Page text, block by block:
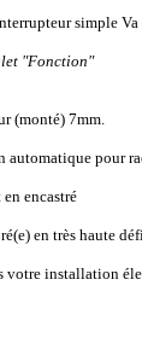
simple
"Fonction"
(monté) 7mm.
automatique pour
encastré
en très haute
votre installation